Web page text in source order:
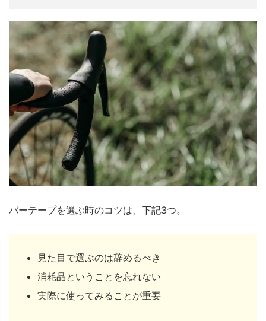
バーテープを選ぶ時のコツは、下記3つ。
見た目で選ぶのは辞めるべき
消耗品ということを忘れない
実際に使ってみることが重要